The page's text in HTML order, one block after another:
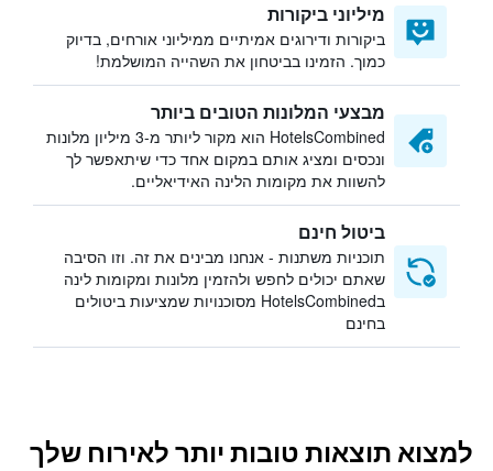
מיליוני ביקורות
ביקורות ודירוגים אמיתיים ממיליוני אורחים, בדיוק
כמוך. הזמינו בביטחון את השהייה המושלמת!
מבצעי המלונות הטובים ביותר
HotelsCombined הוא מקור ליותר מ-3 מיליון מלונות
ונכסים ומציג אותם במקום אחד כדי שיתאפשר לך
להשוות את מקומות הלינה האידיאליים.
ביטול חינם
תוכניות משתנות - אנחנו מבינים את זה. וזו הסיבה
שאתם יכולים לחפש ולהזמין מלונות ומקומות לינה
בHotelsCombined מסוכנויות שמציעות ביטולים
בחינם
למצוא תוצאות טובות יותר לאירוח שלך